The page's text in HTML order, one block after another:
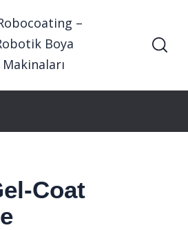
Robotik Gel-Coat Püskürtme
Coat